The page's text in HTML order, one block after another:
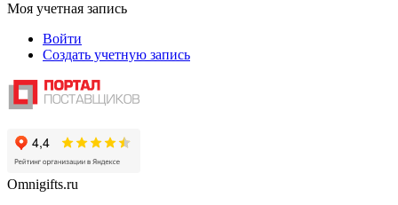
Моя учетная запись
Войти
Создать учетную запись
Omnigifts.ru